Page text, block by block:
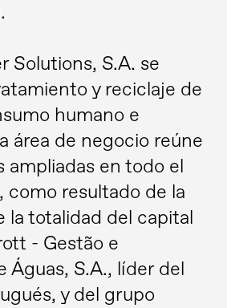
Solutions, S.A. se
y reciclaje de
humano e
área de negocio reúne
ampliadas en todo el
como resultado de la
la totalidad del capital
- Gestão e
Águas, S.A., líder del
y del grupo